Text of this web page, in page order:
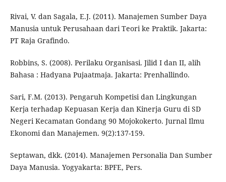
Rivai, V. dan Sagala, E.J. (2011). Manajemen Sumber Daya
Manusia untuk Perusahaan dari Teori ke Praktik. Jakarta:
PT Raja Grafindo.
Robbins, S. (2008). Perilaku Organisasi. Jilid I dan II, alih
Bahasa : Hadyana Pujaatmaja. Jakarta: Prenhallindo.
Sari, F.M. (2013). Pengaruh Kompetisi dan Lingkungan
Kerja terhadap Kepuasan Kerja dan Kinerja Guru di SD
Negeri Kecamatan Gondang 90 Mojokokerto. Jurnal Ilmu
Ekonomi dan Manajemen. 9(2):137-159.
Septawan, dkk. (2014). Manajemen Personalia Dan Sumber
Daya Manusia. Yogyakarta: BPFE, Pers.